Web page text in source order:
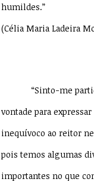
humildes.”
(Célia Maria Ladeira
“Sinto-me
vontade para
inequívoco ao reitor
pois temos algumas
importantes no que